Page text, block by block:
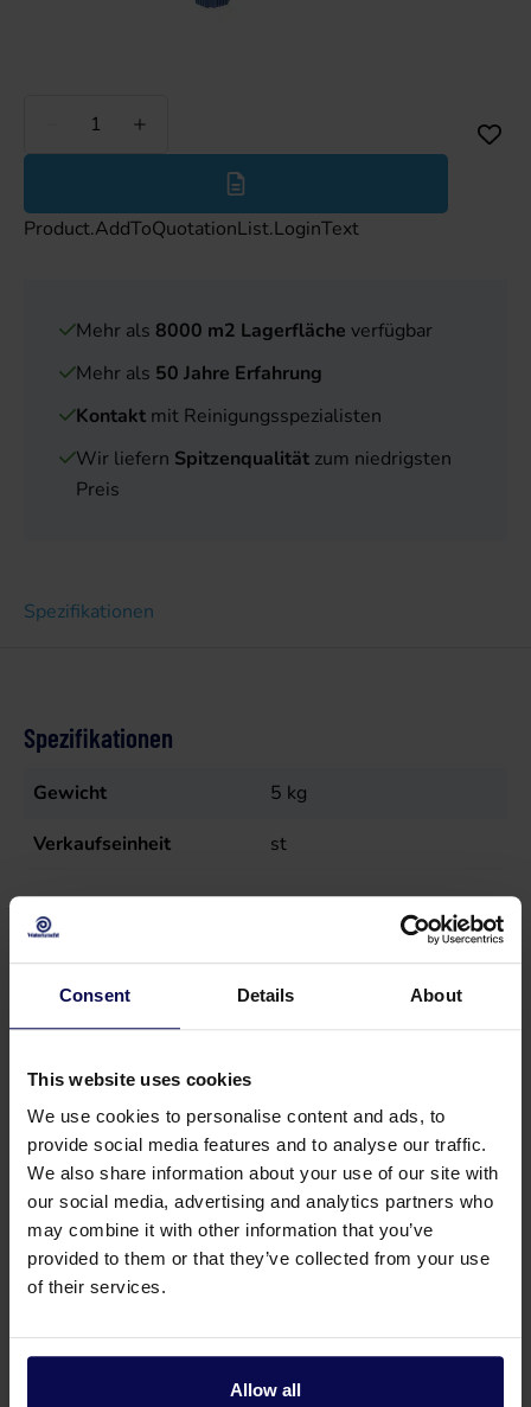
Consent Details About
This website uses cookies
We use cookies to personalise content and ads, to
provide social media features and to analyse our traffic.
We also share information about your use of our site with
our social media, advertising and analytics partners who
may combine it with other information that you’ve
provided to them or that they’ve collected from your use
of their services.
Allow all
Weniger
Product.AddToQuotationList.LoginText
Mehr als 8000 m2 Lagerfläche verfügbar
Mehr als 50 Jahre Erfahrung
Kontakt mit Reinigungsspezialisten
Wir liefern Spitzenqualität zum niedrigsten
Preis
Spezifikationen
Spezifikationen
Gewicht 5 kg
Verkaufseinheit
st
Haben Sie eine Frage oder brauchen Sie
Hilfe?
Unsere Spezialisten helfen Ihnen gerne weiter
bei der Suche nach einer passenden Lösung für